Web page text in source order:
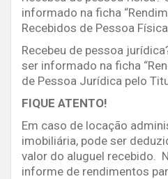
informado na ficha
Recebidos de Pessoa
Recebeu de pessoa
ser informado na ficha
de Pessoa Jurídica pelo
FIQUE ATENTO!
Em caso de locação
imobiliária, pode ser
valor do aluguel recebido.
informe de rendimentos